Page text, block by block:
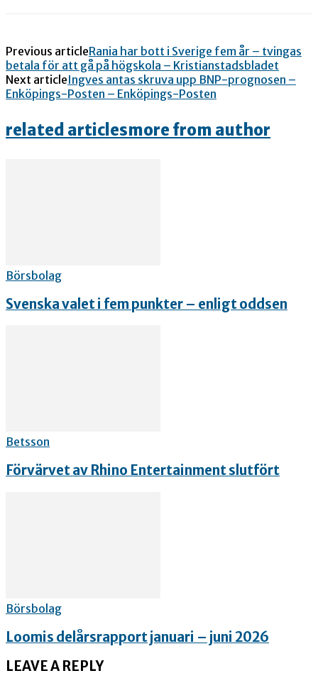
Previous articleRania har bott i Sverige fem år – tvingas
betala för att gå på högskola – Kristianstadsbladet
Next articleIngves antas skruva upp BNP-prognosen –
Enköpings-Posten – Enköpings-Posten
related articlesmore from author
Börsbolag
Svenska valet i fem punkter – enligt oddsen
Betsson
Förvärvet av Rhino Entertainment slutfört
Börsbolag
Loomis delårsrapport januari – juni 2026
LEAVE A REPLY